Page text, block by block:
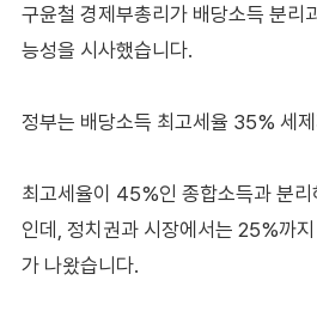
구윤철 경제부총리가 배당소득 분리
능성을 시사했습니다.
정부는 배당소득 최고세율 35% 세
최고세율이 45%인 종합소득과 분
인데, 정치권과 시장에서는 25%까
가 나왔습니다.